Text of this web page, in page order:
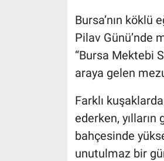
Bursa’nın köklü
Pilav Günü’nde
“Bursa Mektebi
araya gelen
Farklı
ederken,
bahçesinde
unutulmaz bir
Nöbetçi Eczaneler